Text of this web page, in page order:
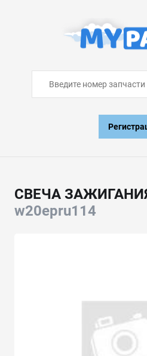
СВЕЧА
w20epru114